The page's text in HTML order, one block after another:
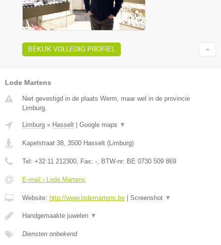
BEKIJK VOLLEDIG PROFIEL
Lode Martens
Niet gevestigd in de plaats Werm, maar wel in de provincie
Limburg.
Limburg » Hasselt Google maps ▼
Kapelstraat 38 3500 Hasselt ( Limburg)
Tel: +32 11 212300 , Fax: - , BTW-nr: BE 0730 509 869
E-mail › Lode Martens
Website: http://www.lodemartens.be Screenshot ▼
Handgemaakte juwelen ▼
Diensten onbekend